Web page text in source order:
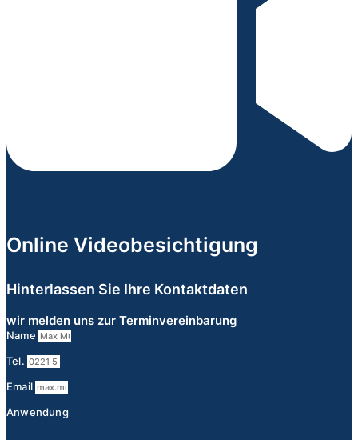
Online Videobesichtigung
Hinterlassen Sie Ihre Kontaktdaten
wir melden uns zur Terminvereinbarung
Name
Tel.
Email
Anwendung